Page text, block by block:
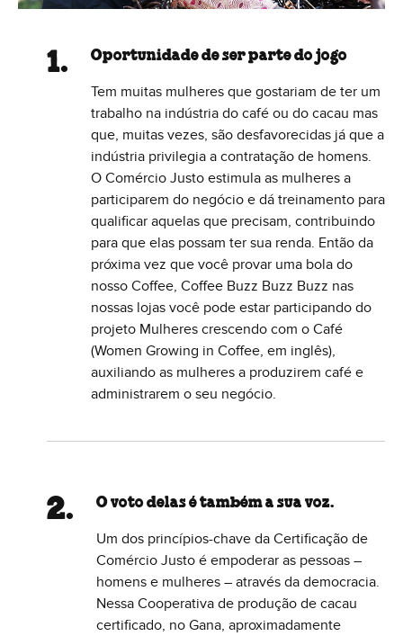
Oportunidade de ser parte do jogo
Tem muitas mulheres que gostariam de ter um
trabalho na indústria do café ou do cacau mas
que, muitas vezes, são desfavorecidas já que a
indústria privilegia a contratação de homens.
O Comércio Justo estimula as mulheres a
participarem do negócio e dá treinamento para
qualificar aquelas que precisam, contribuindo
para que elas possam ter sua renda. Então da
próxima vez que você provar uma bola do
nosso Coffee, Coffee Buzz Buzz Buzz nas
nossas lojas você pode estar participando do
projeto Mulheres crescendo com o Café
(Women Growing in Coffee, em inglês),
auxiliando as mulheres a produzirem café e
administrarem o seu negócio.
O voto delas é também a sua voz.
Um dos princípios-chave da Certificação de
Comércio Justo é empoderar as pessoas –
homens e mulheres – através da democracia.
Nessa Cooperativa de produção de cacau
certificado, no Gana, aproximadamente